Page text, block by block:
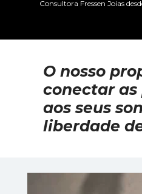
Consultora Fressen Joias
O nosso
conectar as
aos seus
liberdade